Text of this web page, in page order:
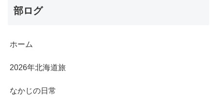
部ログ
ホーム
2026年北海道旅
なかじの日常